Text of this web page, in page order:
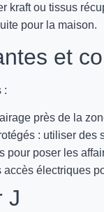
kraft ou tissus
pour la maison.
et
:
près de la
: utiliser des
poser les
électriques
J